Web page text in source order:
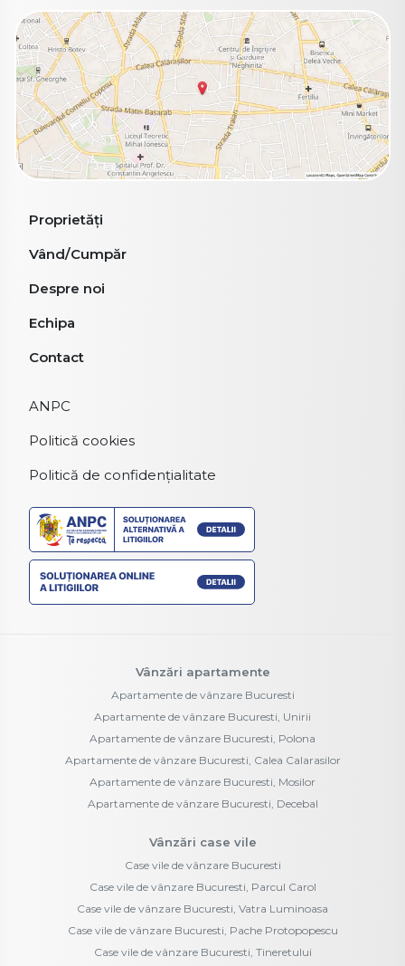
Proprietăți
Vând/Cumpăr
Despre noi
Echipa
Contact
ANPC
Politică cookies
Politică de confidențialitate
Vânzări apartamente
Apartamente de vânzare Bucuresti
Apartamente de vânzare Bucuresti, Unirii
Apartamente de vânzare Bucuresti, Polona
Apartamente de vânzare Bucuresti, Calea Calarasilor
Apartamente de vânzare Bucuresti, Mosilor
Apartamente de vânzare Bucuresti, Decebal
Vânzări case vile
Case vile de vânzare Bucuresti
Case vile de vânzare Bucuresti, Parcul Carol
Case vile de vânzare Bucuresti, Vatra Luminoasa
Case vile de vânzare Bucuresti, Pache Protopopescu
Case vile de vânzare Bucuresti, Tineretului